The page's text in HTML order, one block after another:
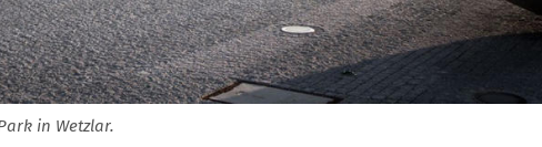
in Wetzlar.